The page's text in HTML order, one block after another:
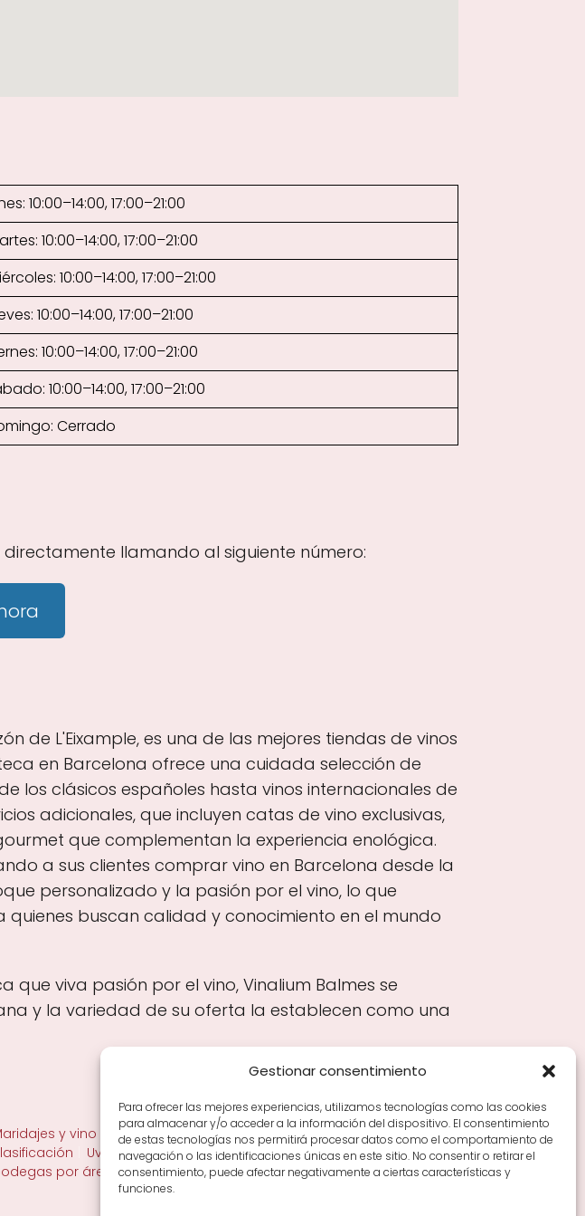
Gestionar consentimiento
Para ofrecer las mejores experiencias, utilizamos tecnologías como las cookies
para almacenar y/o acceder a la información del dispositivo. El consentimiento
de estas tecnologías nos permitirá procesar datos como el comportamiento de
navegación o las identificaciones únicas en este sitio. No consentir o retirar el
consentimiento, puede afectar negativamente a ciertas características y
funciones.
10:00–14:00, 17:00–21:00
10:00–14:00, 17:00–21:00
10:00–14:00, 17:00–21:00
10:00–14:00, 17:00–21:00
10:00–14:00, 17:00–21:00
10:00–14:00, 17:00–21:00
Cerrado
llamando al siguiente número:
de L'Eixample, es una de las mejores tiendas de vinos
en Barcelona ofrece una cuidada selección de
los clásicos españoles hasta vinos internacionales de
adicionales, que incluyen catas de vino exclusivas,
que complementan la experiencia enológica.
a sus clientes comprar vino en Barcelona desde la
personalizado y la pasión por el vino, lo que
buscan calidad y conocimiento en el mundo
viva pasión por el vino, Vinalium Balmes se
y la variedad de su oferta la establecen como una
y vino en la mesa Tiendas de vino por ciudades
Tipos de Rioja y
Uvas y viñedo en Rioja Vino Rioja para empezar
Zonas de Rioja y
por área